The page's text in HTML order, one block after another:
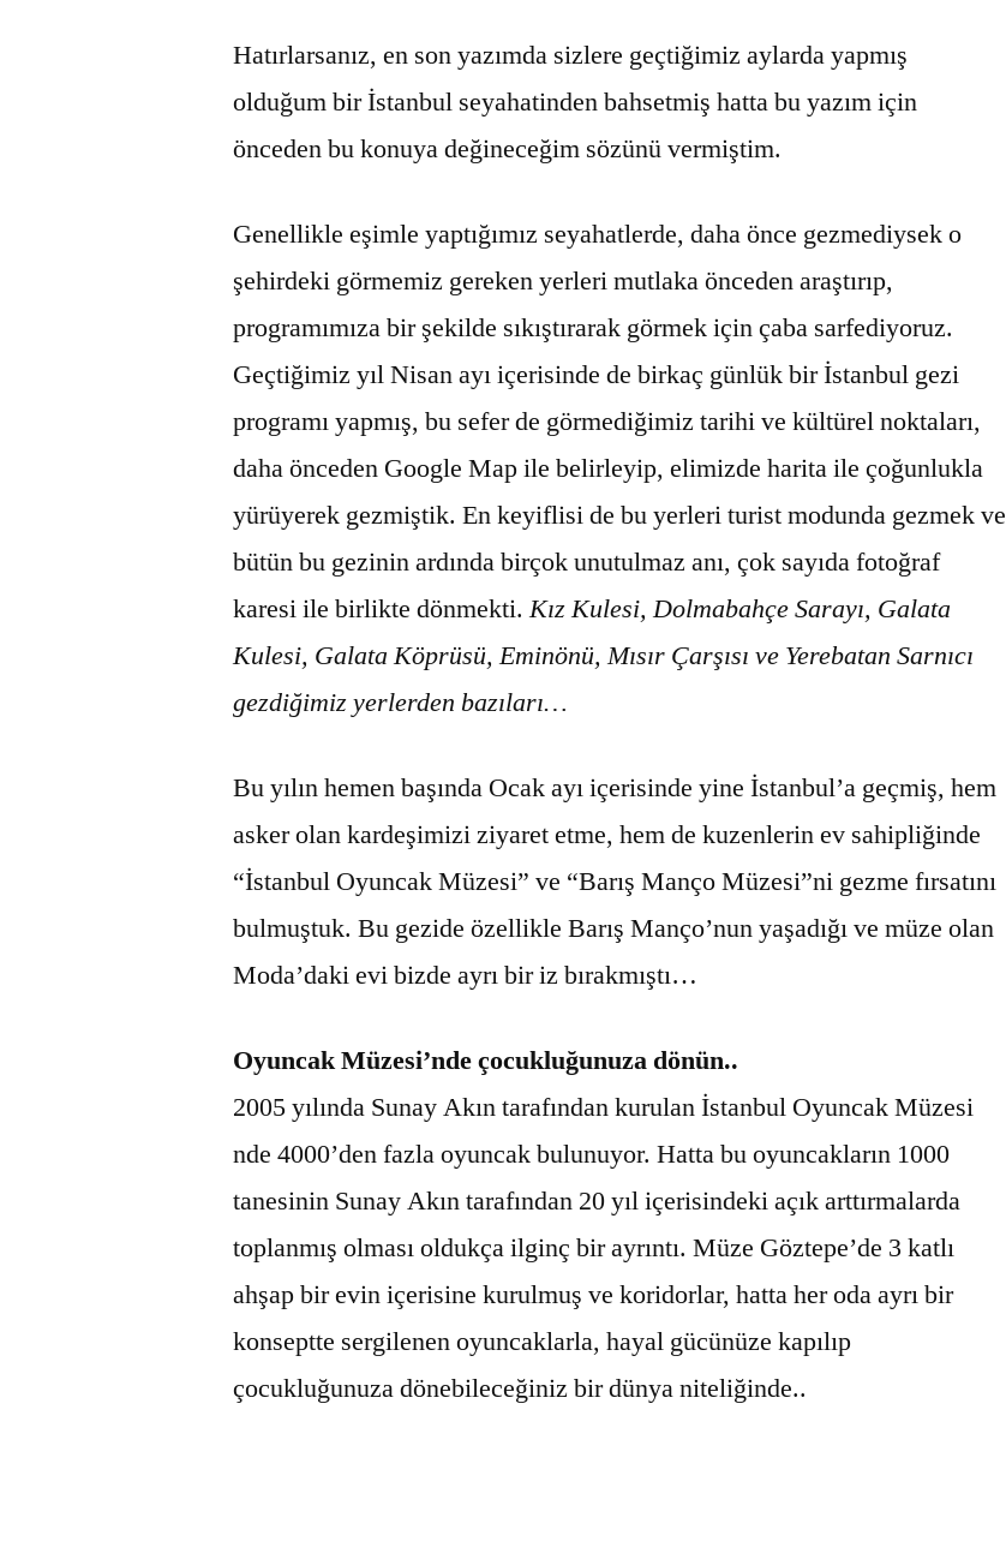
geçmişe
Hatırlarsanız, en son yazımda sizlere geçtiğimiz aylarda yapmış
olduğum bir İstanbul seyahatinden bahsetmiş hatta bu yazım için
önceden bu konuya değineceğim sözünü vermiştim.
Genellikle eşimle yaptığımız seyahatlerde, daha önce gezmediysek o
şehirdeki görmemiz gereken yerleri mutlaka önceden araştırıp,
programımıza bir şekilde sıkıştırarak görmek için çaba sarfediyoruz.
Geçtiğimiz yıl Nisan ayı içerisinde de birkaç günlük bir İstanbul gezi
programı yapmış, bu sefer de görmediğimiz tarihi ve kültürel noktaları,
daha önceden Google Map ile belirleyip, elimizde harita ile çoğunlukla
yürüyerek gezmiştik. En keyiflisi de bu yerleri turist modunda gezmek ve
bütün bu gezinin ardında birçok unutulmaz anı, çok sayıda fotoğraf
karesi ile birlikte dönmekti.Kız Kulesi, Dolmabahçe Sarayı, Galata
Kulesi, Galata Köprüsü, Eminönü, Mısır Çarşısı ve Yerebatan Sarnıcı
gezdiğimiz yerlerden bazıları…
Bu yılın hemen başında Ocak ayı içerisinde yine İstanbul’a geçmiş, hem
asker olan kardeşimizi ziyaret etme, hem de kuzenlerin ev sahipliğinde
“İstanbul Oyuncak Müzesi” ve “Barış Manço Müzesi”ni gezme fırsatını
bulmuştuk. Bu gezide özellikle Barış Manço’nun yaşadığı ve müze olan
Moda’daki evi bizde ayrı bir iz bırakmıştı…
Oyuncak Müzesi’nde çocukluğunuza dönün..
2005 yılında Sunay Akın tarafından kurulan İstanbul Oyuncak Müzesi
nde 4000’den fazla oyuncak bulunuyor. Hatta bu oyuncakların 1000
tanesinin Sunay Akın tarafından 20 yıl içerisindeki açık arttırmalarda
toplanmış olması oldukça ilginç bir ayrıntı. Müze Göztepe’de 3 katlı
ahşap bir evin içerisine kurulmuş ve koridorlar, hatta her oda ayrı bir
konseptte sergilenen oyuncaklarla, hayal gücünüze kapılıp
çocukluğunuza dönebileceğiniz bir dünya niteliğinde..